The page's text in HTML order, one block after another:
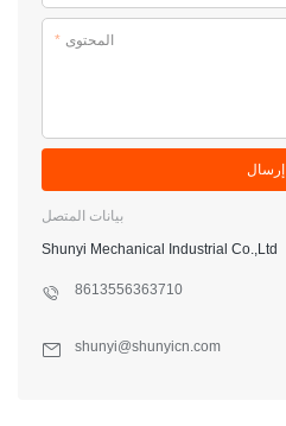
* المحتوى
إرسال
بيانات المتصل
Shunyi Mechanical Industrial Co.,Ltd
8613556363710
shunyi@shunyicn.com